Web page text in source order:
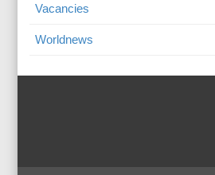
Vacancies
Worldnews